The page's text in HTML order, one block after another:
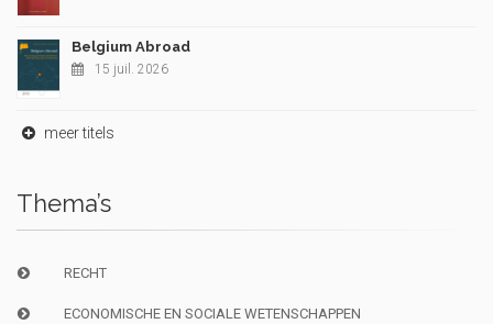
Belgium Abroad
15 juil. 2026
meer titels
Thema’s
RECHT
ECONOMISCHE EN SOCIALE WETENSCHAPPEN